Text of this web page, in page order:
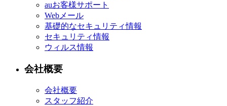
auお客様サポート
Webメール
基礎的なセキュリティ情報
セキュリティ情報
ウィルス情報
会社概要
会社概要
スタッフ紹介